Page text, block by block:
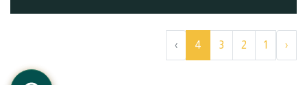
‹
1
2
3
4
›